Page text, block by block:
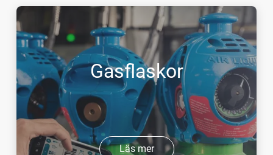
Gasflaskor
Läs mer